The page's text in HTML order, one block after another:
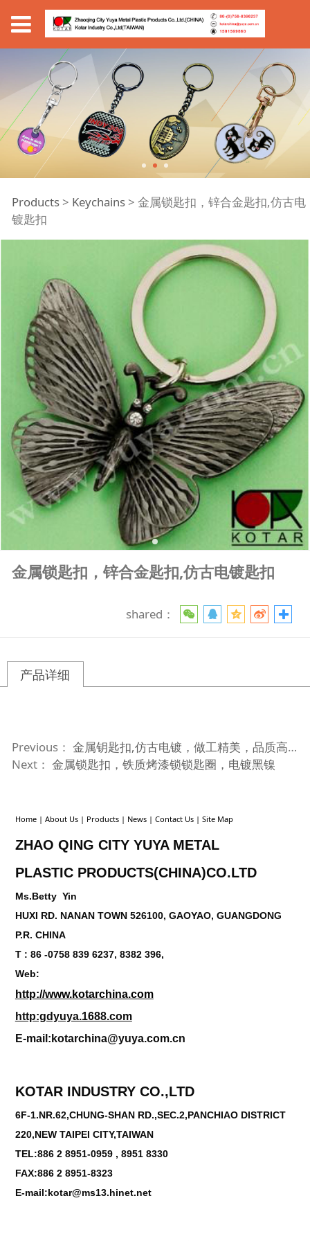
金属锁匙扣，锌合金匙
扣,仿古电镀匙扣
Products> Keychains> 金属锁匙扣，锌合金匙扣,仿古电
镀匙扣
金属锁匙扣，锌合金匙扣,仿古电镀匙扣
shared：
产品详细
Previous： 金属钥匙扣,仿古电镀，做工精美，品质高档，质量稳定
Next： 金属锁匙扣，铁质烤漆锁锁匙圈，电镀黑镍
Home| About Us| Products| News| Contact Us| Site Map
ZHAO QING CITY YUYA METAL
PLASTIC PRODUCTS(CHINA)CO.LTD
Ms.Betty Yin
HUXI RD. NANAN TOWN 526100, GAOYAO, GUANGDONG
P.R. CHINA
T : 86 -0758 839 6237, 8382 396,
Web:
http://www.kotarchina.com
http:gdyuya.1688.com
E-mail:kotarchina@yuya.com.cn
KOTAR INDUSTRY CO.,LTD
6F-1.NR.62,CHUNG-SHAN RD.,SEC.2,PANCHIAO DISTRICT
220,NEW TAIPEI CITY,TAIWAN
TEL:886 2 8951-0959 , 8951 8330
FAX:886 2 8951-8323
E-mail:kotar@ms13.hinet.net